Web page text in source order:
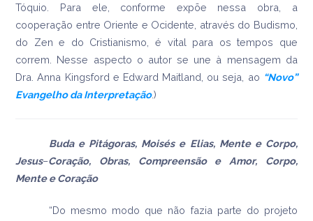
Tóquio. Para ele, conforme expõe nessa obra, a
cooperação entre Oriente e Ocidente, através do Budismo,
do Zen e do Cristianismo, é vital para os tempos que
correm. Nesse aspecto o autor se une à mensagem da
Dra. Anna Kingsford e Edward Maitland, ou seja, ao “Novo”
Evangelho da Interpretação.)
Buda e Pitágoras, Moisés e Elias, Mente e Corpo,
Jesus–Coração, Obras, Compreensão e Amor, Corpo,
Mente e Coração
“Do mesmo modo que não fazia parte do projeto